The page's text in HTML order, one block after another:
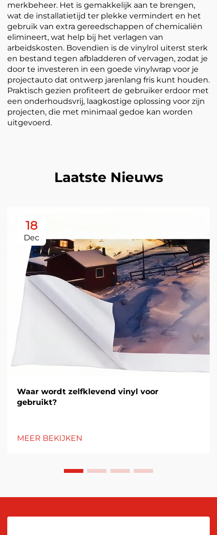
merkbeheer. Het is gemakkelijk aan te brengen,
wat de installatietijd ter plekke vermindert en het
gebruik van extra gereedschappen of chemicaliën
elimineert, wat help bij het verlagen van
arbeidskosten. Bovendien is de vinylrol uiterst sterk
en bestand tegen afbladderen of vervagen, zodat je
door te investeren in een goede vinylwrap voor je
projectauto dat ontwerp jarenlang fris kunt houden.
Praktisch gezien profiteert de gebruiker erdoor met
een onderhoudsvrij, laagkostige oplossing voor zijn
projecten, die met minimaal gedoe kan worden
uitgevoerd.
Laatste Nieuws
18
Dec
Waar wordt zelfklevend vinyl voor
gebruikt?
MEER BEKIJKEN